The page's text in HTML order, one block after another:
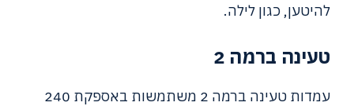
להיטען, כגון לילה.
טעינה ברמה 2
עמדות טעינה ברמה 2 משתמשות באספקת 240